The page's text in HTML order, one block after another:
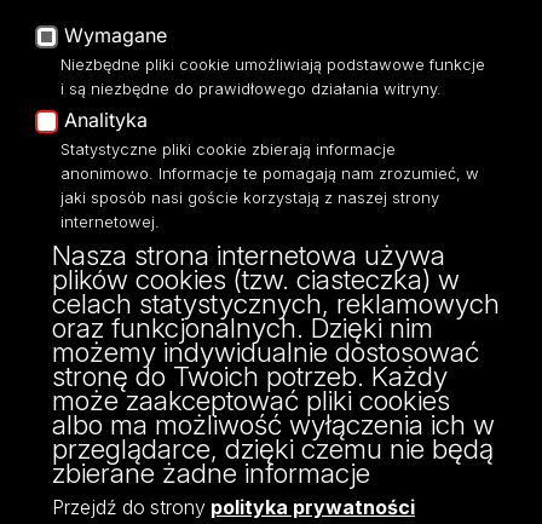
Moodle
Eksperci UŁ
Polityka Prywatności
Dostępność
ul. Narutowicza 68, 90-136 Łódź
NIP: 724 000 32 43
Adres do doręczeń elektronicznych (ADE):
AE:PL-74796-17640-IHHIV-17
KONTAKT
Wymagane
Niezbędne pliki cookie umożliwiają podstawowe funkcje
i są niezbędne do prawidłowego działania witryny.
Analityka
Statystyczne pliki cookie zbierają informacje
anonimowo. Informacje te pomagają nam zrozumieć, w
jaki sposób nasi goście korzystają z naszej strony
internetowej.
Nasza strona internetowa używa
plików cookies (tzw. ciasteczka) w
celach statystycznych, reklamowych
oraz funkcjonalnych. Dzięki nim
możemy indywidualnie dostosować
stronę do Twoich potrzeb. Każdy
może zaakceptować pliki cookies
albo ma możliwość wyłączenia ich w
przeglądarce, dzięki czemu nie będą
zbierane żadne informacje
Przejdź do strony polityka prywatności